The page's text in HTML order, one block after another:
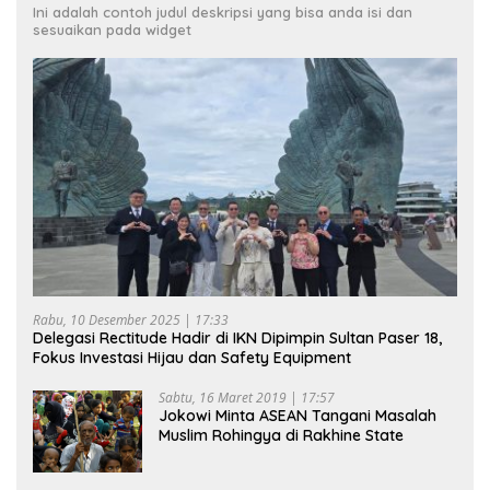
Ini adalah contoh judul deskripsi yang bisa anda isi dan
sesuaikan pada widget
Rabu, 10 Desember 2025 | 17:33
Delegasi Rectitude Hadir di IKN Dipimpin Sultan Paser 18,
Fokus Investasi Hijau dan Safety Equipment
Sabtu, 16 Maret 2019 | 17:57
Jokowi Minta ASEAN Tangani Masalah
Muslim Rohingya di Rakhine State